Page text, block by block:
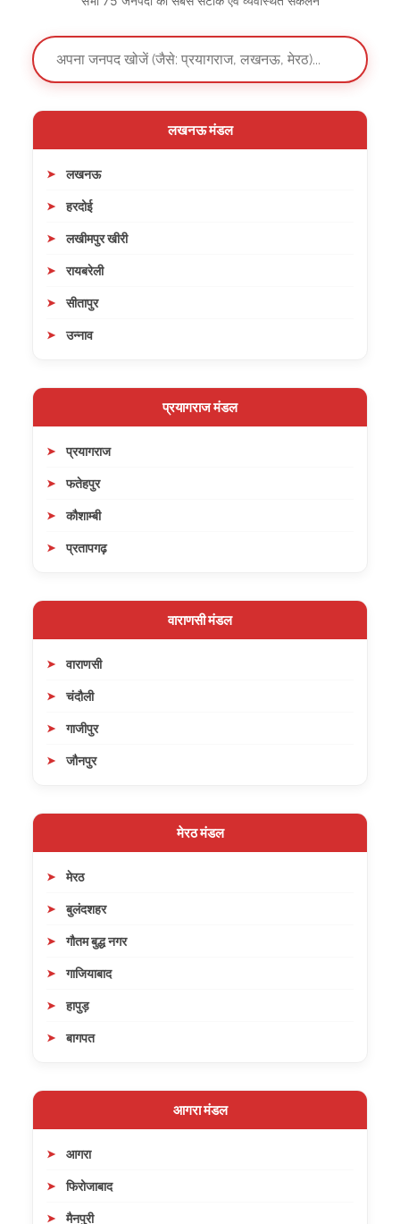
लखनऊ मंडल
लखनऊ
हरदोई
लखीमपुर खीरी
रायबरेली
सीतापुर
उन्नाव
प्रयागराज मंडल
प्रयागराज
फतेहपुर
कौशाम्बी
प्रतापगढ़
वाराणसी मंडल
वाराणसी
चंदौली
गाजीपुर
जौनपुर
मेरठ मंडल
मेरठ
बुलंदशहर
गौतम बुद्ध नगर
गाजियाबाद
हापुड़
बागपत
आगरा मंडल
आगरा
फिरोजाबाद
मैनपुरी